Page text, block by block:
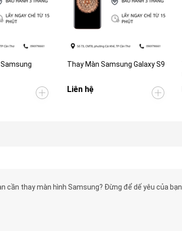
Thay Màn Samsung Galaxy S9
Liên hệ
cần thay màn hình Samsung? Đừng để dế yêu của bạn